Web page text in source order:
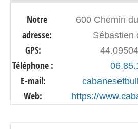
Notre
adresse:
600 Chemin
Sébastien
GPS:
Téléphone :
E-mail:
Web: https://